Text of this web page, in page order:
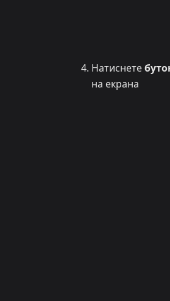
Натиснете
на екрана